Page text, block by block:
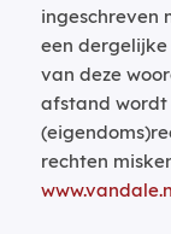
ingeschreven
een
van deze
afstand
rechten